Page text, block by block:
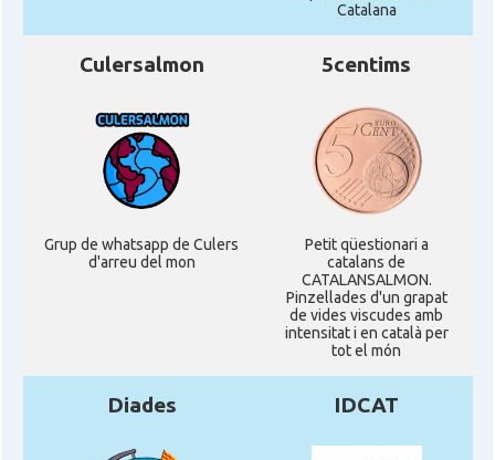
Catalana
Culersalmon
Grup de whatsapp de Culers
d'arreu del mon
5centims
Petit qüestionari a
catalans de
CATALANSALMON.
Pinzellades d'un grapat
de vides viscudes amb
intensitat i en català per
tot el món
Diades IDCAT